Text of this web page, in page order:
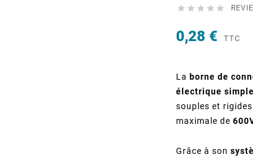
    
0,28 € TTC
La borne de
électrique
souples et rigides
maximale de
Grâce à son